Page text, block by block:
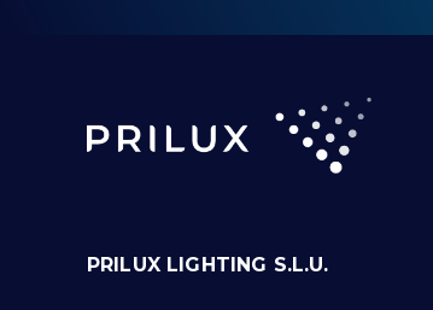
PRILUX LIGHTING S.L.U.